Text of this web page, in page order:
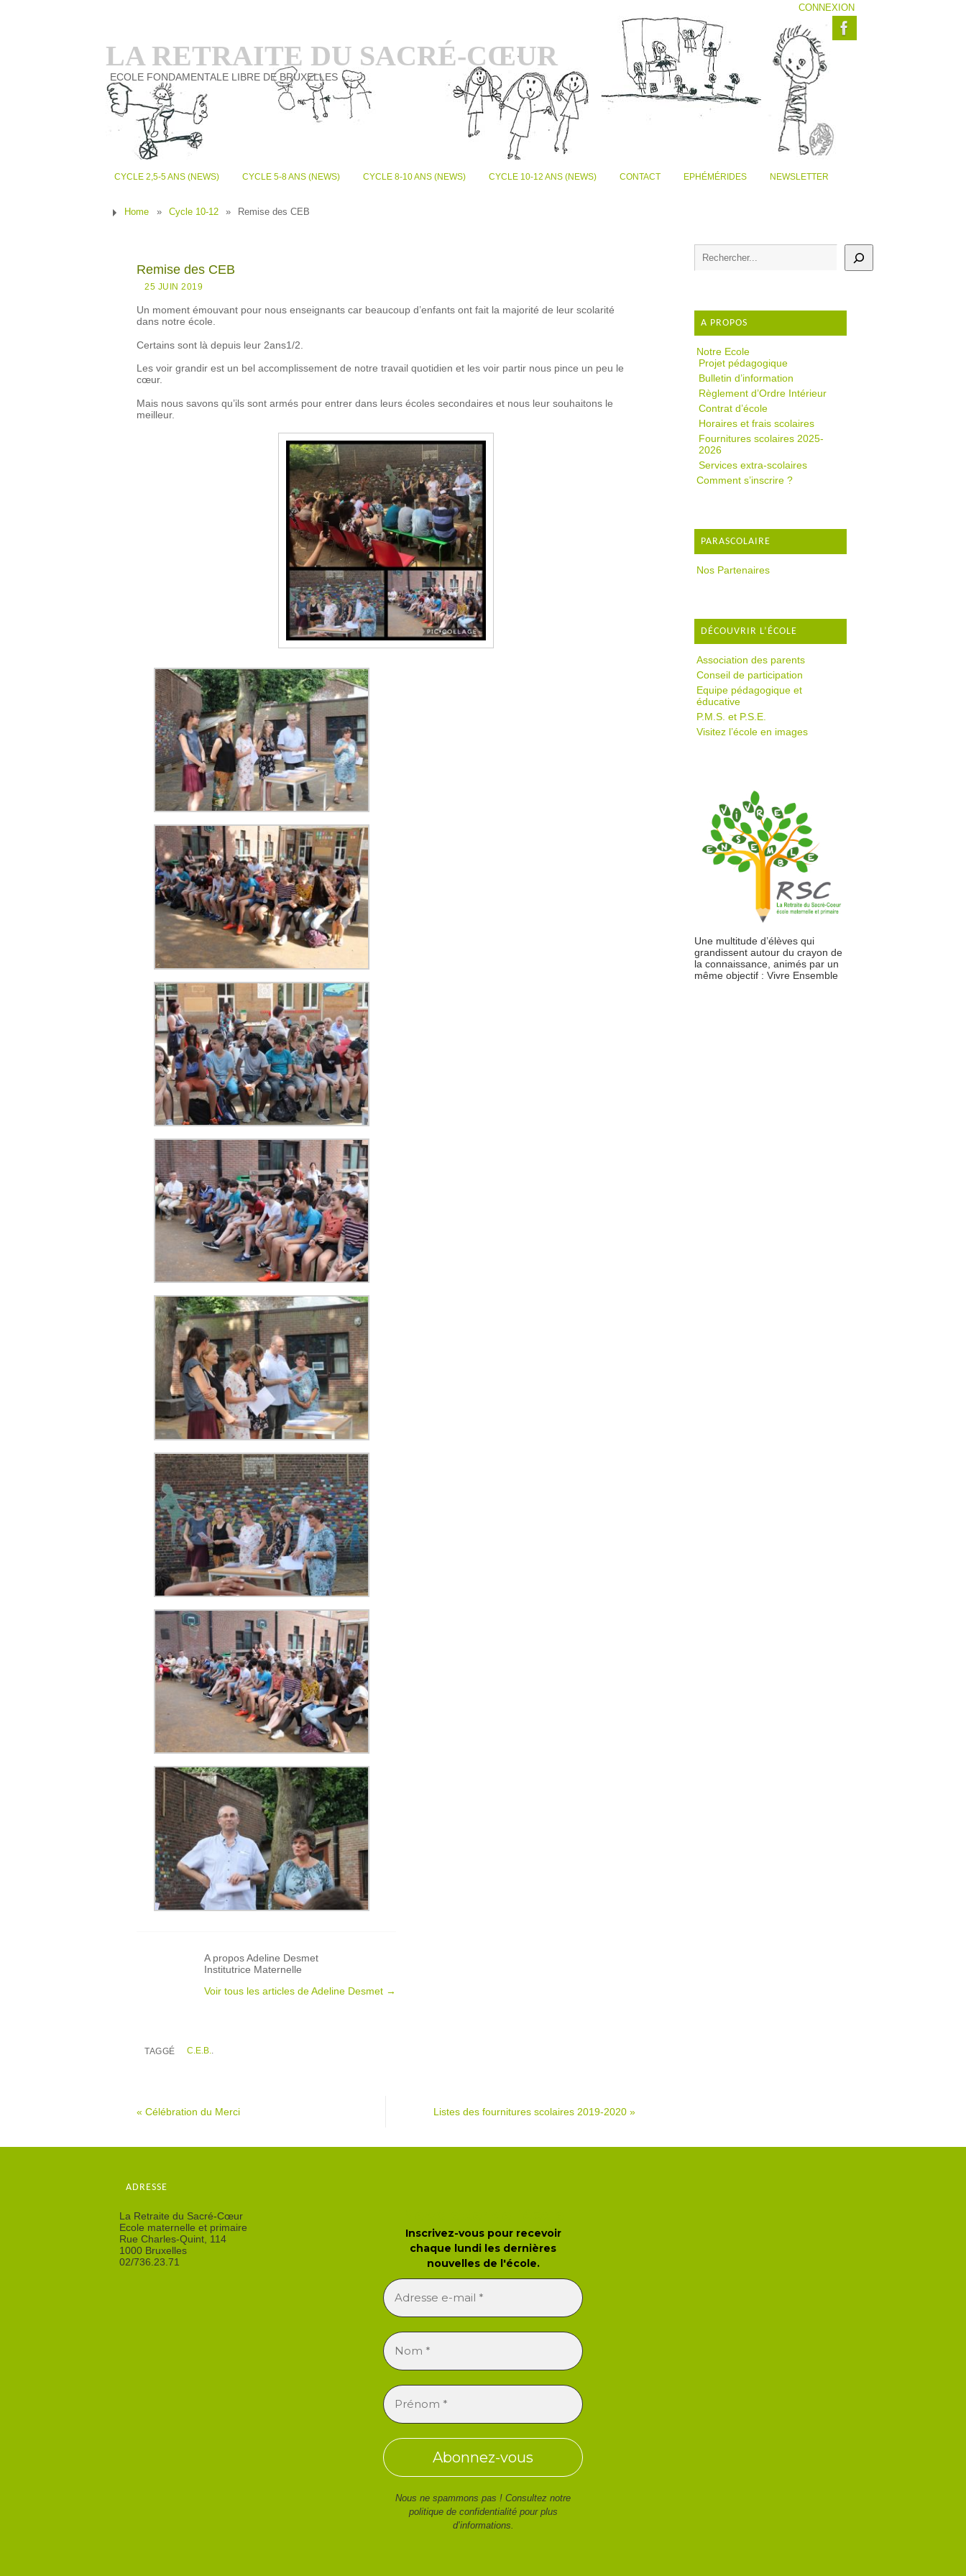
CONNEXION
LA RETRAITE DU SACRÉ-CŒUR
ECOLE FONDAMENTALE LIBRE DE BRUXELLES
CYCLE 2,5-5 ANS (NEWS) CYCLE 5-8 ANS (NEWS) CYCLE 8-10 ANS (NEWS) CYCLE 10-12 ANS (NEWS) CONTACT EPHÉMÉRIDES NEWSLETTER
Home » Cycle 10-12 » Remise des CEB
Remise des CEB
25 JUIN 2019
Un moment émouvant pour nous enseignants car beaucoup d’enfants ont fait la majorité de leur scolarité
dans notre école.
Certains sont là depuis leur 2ans1/2.
Les voir grandir est un bel accomplissement de notre travail quotidien et les voir partir nous pince un peu le
cœur.
Mais nous savons qu’ils sont armés pour entrer dans leurs écoles secondaires et nous leur souhaitons le
meilleur.
A propos Adeline Desmet
Institutrice Maternelle
Voir tous les articles de Adeline Desmet →
TAGGÉ C.E.B.
« Célébration du Merci Listes des fournitures scolaires 2019-2020 »
A PROPOS
Notre Ecole
Projet pédagogique
Bulletin d’information
Règlement d’Ordre Intérieur
Contrat d’école
Horaires et frais scolaires
Fournitures scolaires 2025-
2026
Services extra-scolaires
Comment s’inscrire ?
PARASCOLAIRE
Nos Partenaires
DÉCOUVRIR L’ÉCOLE
Association des parents
Conseil de participation
Equipe pédagogique et
éducative
P.M.S. et P.S.E.
Visitez l’école en images
Une multitude d’élèves qui
grandissent autour du crayon de
la connaissance, animés par un
même objectif : Vivre Ensemble
ADRESSE
La Retraite du Sacré-Cœur
Ecole maternelle et primaire
Rue Charles-Quint, 114
1000 Bruxelles
02/736.23.71
Inscrivez-vous pour recevoir
chaque lundi les dernières
nouvelles de l'école.
Nous ne spammons pas ! Consultez notre
politique de confidentialitépour plus
d’informations.